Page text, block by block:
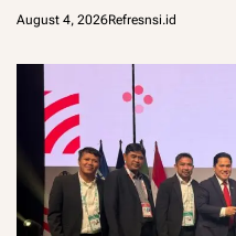
August 4, 2026Refresnsi.id